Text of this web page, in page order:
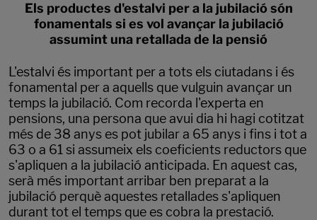
Els productes d'estalvi per a la jubilació són
fonamentals si es vol avançar la jubilació
assumint una retallada de la pensió
L'estalvi és important per a tots els ciutadans i és
fonamental per a aquells que vulguin avançar un
temps la jubilació. Com recorda l'experta en
pensions, una persona que avui dia hi hagi cotitzat
més de 38 anys es pot jubilar a 65 anys i fins i tot a
63 o a 61 si assumeix els coeficients reductors que
s'apliquen a la jubilació anticipada. En aquest cas,
serà més important arribar ben preparat a la
jubilació perquè aquestes retallades s'apliquen
durant tot el temps que es cobra la prestació.